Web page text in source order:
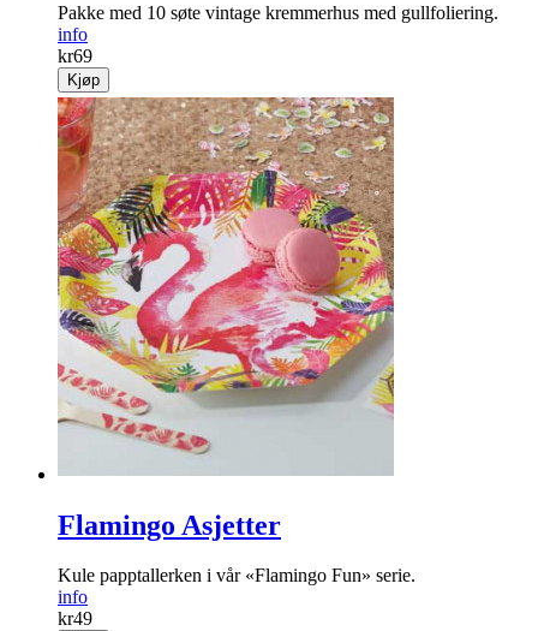
Pakke med 10 søte vintage kremmerhus med gullfoliering.
info
kr69
Kjøp
Flamingo Asjetter
Kule papptallerken i vår «Flamingo Fun» serie.
info
kr49